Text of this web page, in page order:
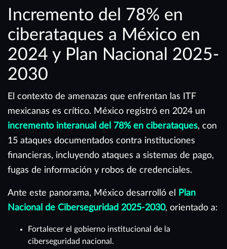
Incremento del 78% en
ciberataques a México en
2024 y Plan Nacional 2025-
2030
El contexto de amenazas que enfrentan las ITF
mexicanas es crítico. México registró en 2024 un
incremento interanual del 78% en ciberataques, con
15 ataques documentados contra instituciones
financieras, incluyendo ataques a sistemas de pago,
fugas de información y robos de credenciales.
Ante este panorama, México desarrolló el
Plan
Nacional de Ciberseguridad 2025-2030, orientado a:
Fortalecer el gobierno institucional de la
ciberseguridad nacional.